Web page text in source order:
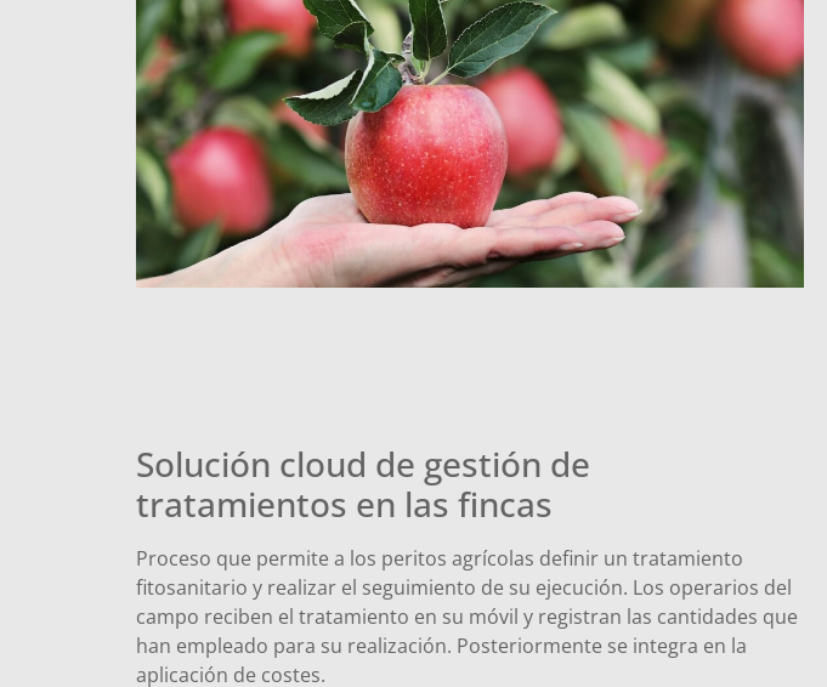
Solución cloud de gestión de
tratamientos en las fincas
Proceso que permite a los peritos agrícolas definir un tratamiento
fitosanitario y realizar el seguimiento de su ejecución. Los operarios del
campo reciben el tratamiento en su móvil y registran las cantidades que
han empleado para su realización. Posteriormente se integra en la
aplicación de costes.